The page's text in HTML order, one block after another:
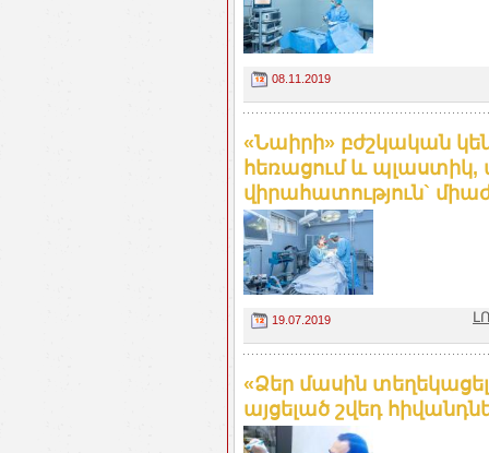
08.11.2019
«Նաիրի» բժշկական
հեռացում և
վիրահատություն`
19.07.2019
«Ձեր մասին
այցելած շվեդ